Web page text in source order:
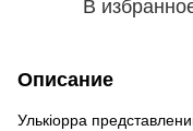
В
Описание
Улькіорра